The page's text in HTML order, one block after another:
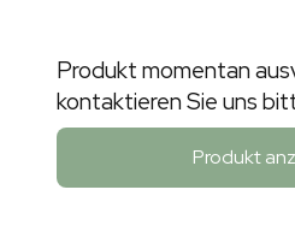
Produkt momentan
kontaktieren Sie uns
Produkt